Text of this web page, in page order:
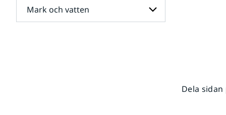
Väder
till
havs
Undersidor
för
Mark och vatten
Dela sidan